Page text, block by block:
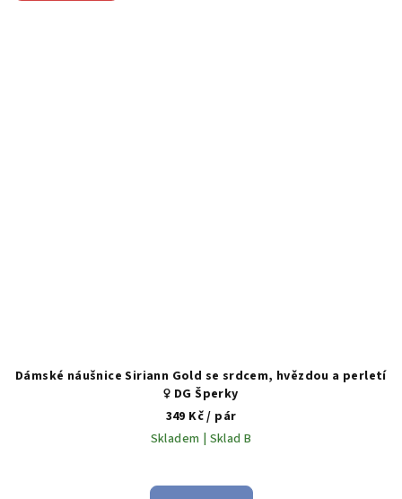
Dámské náušnice Siriann Gold se srdcem, hvězdou a perletí
♀️ DG Šperky
349 Kč/ pár
Skladem | Sklad B